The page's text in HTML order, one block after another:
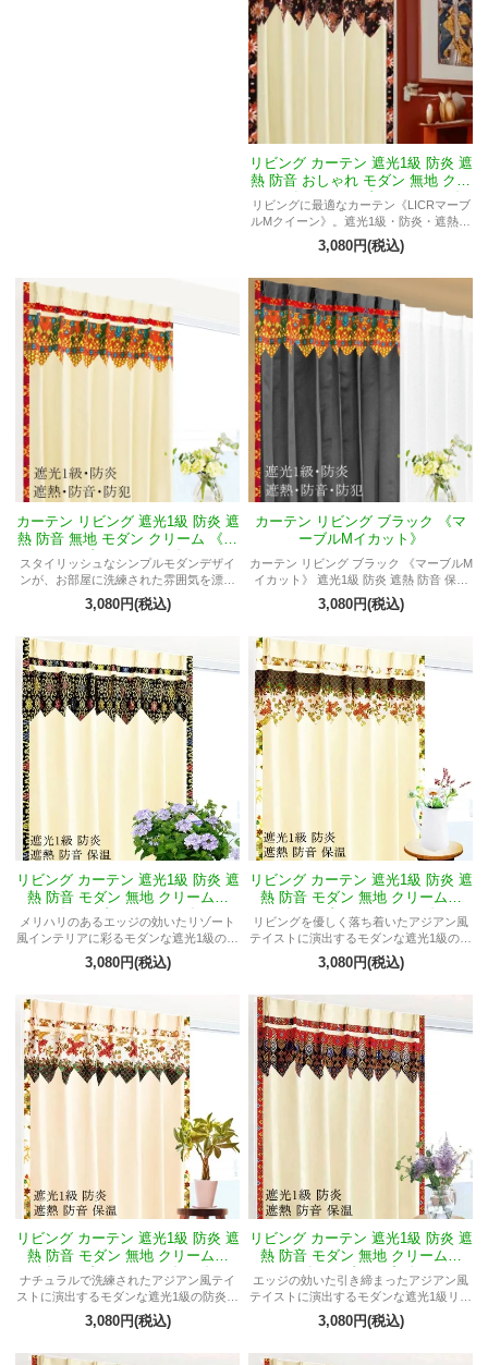
リビング カーテン 遮光1級 防炎 遮
熱 防音 おしゃれ モダン 無地 クリ
ーム 《LICRマーブルMクイーン》
リビングに最適なカーテン《LICRマーブ
ルMクイーン》。遮光1級・防炎・遮熱・
防音の高機能で快適な空間を実現。ベー
ジュの小花模様フリルがやさしく彩るお
3,080円(税込)
カーテン リビング 遮光1級 防炎 遮
熱 防音 無地 モダン クリーム 《マ
ーブルMイカット》
スタイリッシュなシンプルモダンデザイ
ンが、お部屋に洗練された雰囲気を漂わ
せます。
3,080円(税込)
カーテン リビング ブラック 《マ
ーブルMイカット》
カーテン リビング ブラック 《マーブルM
イカット》 遮光1級 防炎 遮熱 防音 保温
防犯 無地 プライバシー保護 シンプル モ
ダン おしゃれ アジアン バリ プライベー
アーバン インテリア
3,080円(税込)
リビング カーテン 遮光1級 防炎 遮
熱 防音 モダン 無地 クリーム色
《マーブルMミリオン》
メリハリのあるエッジの効いたリゾート
風インテリアに彩るモダンな遮光1級の防
炎カーテン
3,080円(税込)
リビング カーテン 遮光1級 防炎 遮
熱 防音 モダン 無地 クリーム色
《マーブルMラサーニャ》
リビングを優しく落ち着いたアジアン風
テイストに演出するモダンな遮光1級の防
炎カーテン
3,080円(税込)
リビング カーテン 遮光1級 防炎 遮
熱 防音 モダン 無地 クリーム色
《マーブルMフィルダウス》
ナチュラルで洗練されたアジアン風テイ
ストに演出するモダンな遮光1級の防炎カ
ーテン
3,080円(税込)
リビング カーテン 遮光1級 防炎 遮
熱 防音 モダン 無地 クリーム色
《マーブルMプジ》
エッジの効いた引き締まったアジアン風
テイストに演出するモダンな遮光1級リビ
ングカーテン
3,080円(税込)